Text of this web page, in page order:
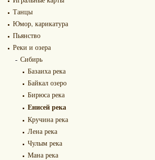
Танцы
Юмор, карикатура
Пьянство
Реки и озера
Сибирь
Базаиха река
Байкал озеро
Бирюса река
Енисей река
Кручина река
Лена река
Чулым река
Мана река